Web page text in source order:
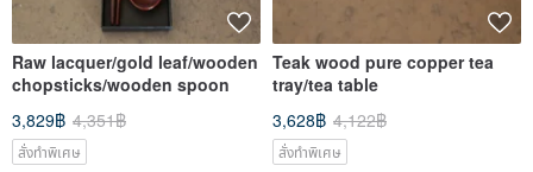
Raw lacquer/gold leaf/wooden
chopsticks/wooden spoon
3,829฿ 4,351฿
สั่งทำพิเศษ
Teak wood pure copper tea
tray/tea table
3,628฿ 4,122฿
สั่งทำพิเศษ